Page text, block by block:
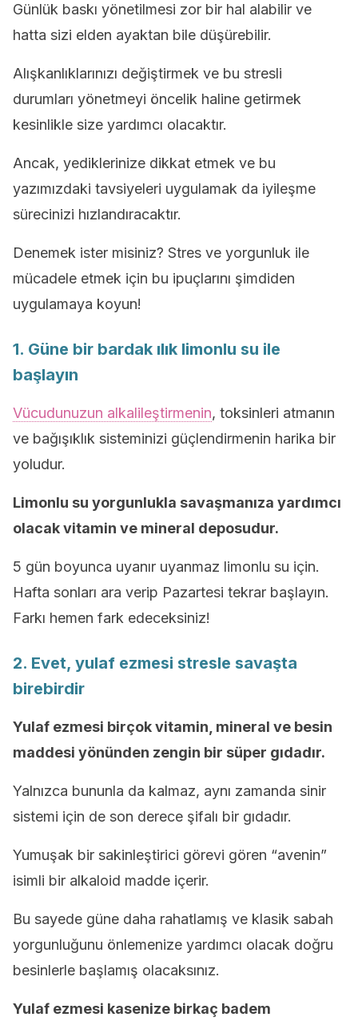
Günlük baskı yönetilmesi zor bir hal alabilir ve
hatta sizi elden ayaktan bile düşürebilir.
Alışkanlıklarınızı değiştirmek ve bu stresli
durumları yönetmeyi öncelik haline getirmek
kesinlikle size yardımcı olacaktır.
Ancak, yediklerinize dikkat etmek ve bu
yazımızdaki tavsiyeleri uygulamak da iyileşme
sürecinizi hızlandıracaktır.
Denemek ister misiniz? Stres ve yorgunluk ile
mücadele etmek için bu ipuçlarını şimdiden
uygulamaya koyun!
1. Güne bir bardak ılık limonlu su ile
başlayın
Vücudunuzun alkalileştirmenin, toksinleri atmanın
ve bağışıklık sisteminizi güçlendirmenin harika bir
yoludur.
Limonlu su yorgunlukla savaşmanıza yardımcı
olacak vitamin ve mineral deposudur.
5 gün boyunca uyanır uyanmaz limonlu su için.
Hafta sonları ara verip Pazartesi tekrar başlayın.
Farkı hemen fark edeceksiniz!
2. Evet, yulaf ezmesi stresle savaşta
birebirdir
Yulaf ezmesi birçok vitamin, mineral ve besin
maddesi yönünden zengin bir süper gıdadır.
Yalnızca bununla da kalmaz, aynı zamanda sinir
sistemi için de son derece şifalı bir gıdadır.
Yumuşak bir sakinleştirici görevi gören “avenin”
isimli bir alkaloid madde içerir.
Bu sayede güne daha rahatlamış ve klasik sabah
yorgunluğunu önlemenize yardımcı olacak doğru
besinlerle başlamış olacaksınız.
Yulaf ezmesi kasenize birkaç badem